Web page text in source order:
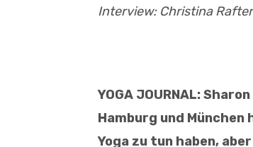
Interview: Christina
YOGA JOURNAL:
Hamburg und
Yoga zu tun haben,